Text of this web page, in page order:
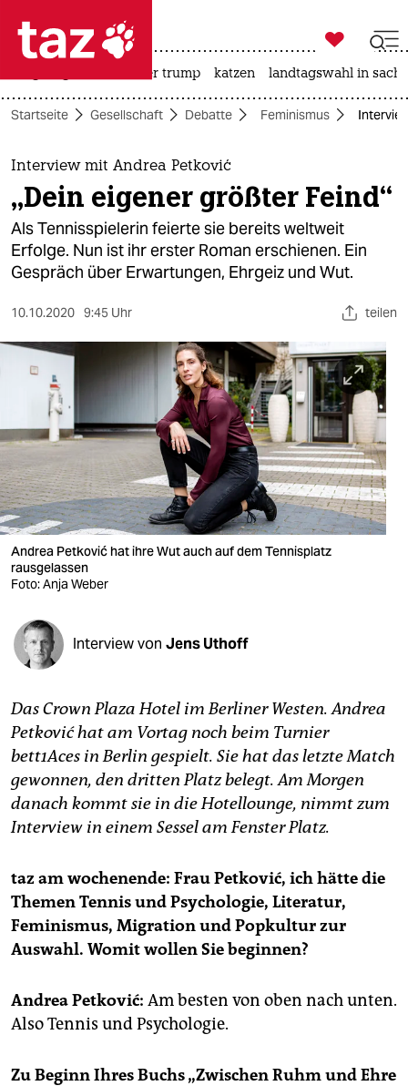
 taz zahl ich
taz zahl ich
themen
politik
öko
gesellschaft
sport
berlin
nord
wahrheit
verlag
verlag
shop
fragen & hilfe
unterstützen
abo
genossenschaft
epaper login

taz zahl ich
usa unter trump katzen landtagswahl in
Startseite Gesellschaft Debatte Feminismus
Interview mit Andrea Petković
„Dein eigener größter Feind“
Als Tennisspielerin feierte sie bereits weltweit
Erfolge. Nun ist ihr erster Roman erschienen. Ein
Gespräch über Erwartungen, Ehrgeiz und Wut.
10.10.2020 9:45 Uhr teilen
Andrea Petković hat ihre Wut auch auf dem Tennisplatz
rausgelassen
Foto: Anja Weber
Interview von Jens Uthoff
Das Crown Plaza Hotel im Berliner Westen. Andrea
Petković hat am Vortag noch beim Turnier
bett1Aces in Berlin gespielt. Sie hat das letzte Match
gewonnen, den dritten Platz belegt. Am Morgen
danach kommt sie in die Hotel­lounge, nimmt zum
Interview in einem Sessel am Fenster Platz.
taz am wochenende: Frau Petković, ich hätte die
Themen Tennis und Psychologie, Literatur,
Feminismus, Migration und Popkultur zur
Auswahl. Womit wollen Sie beginnen?
Andrea Petković: Am besten von oben nach unten.
Also Tennis und Psychologie.
Zu Beginn Ihres Buchs „Zwischen Ruhm und Ehre